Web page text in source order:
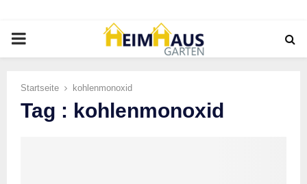
PRIMARY
Startseite kohlenmonoxid
Tag : kohlenmonoxid